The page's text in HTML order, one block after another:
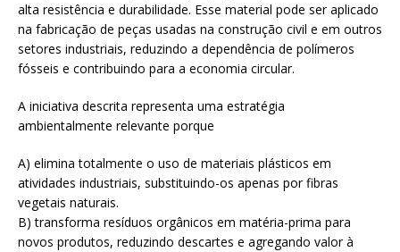
alta resistência e durabilidade. Esse material pode ser aplicado
na fabricação de peças usadas na construção civil e em outros
setores industriais, reduzindo a dependência de polímeros
fósseis e contribuindo para a economia circular.
A iniciativa descrita representa uma estratégia
ambientalmente relevante porque
A) elimina totalmente o uso de materiais plásticos em
atividades industriais, substituindo-os apenas por fibras
vegetais naturais.
B) transforma resíduos orgânicos em matéria-prima para
novos produtos, reduzindo descartes e agregando valor à